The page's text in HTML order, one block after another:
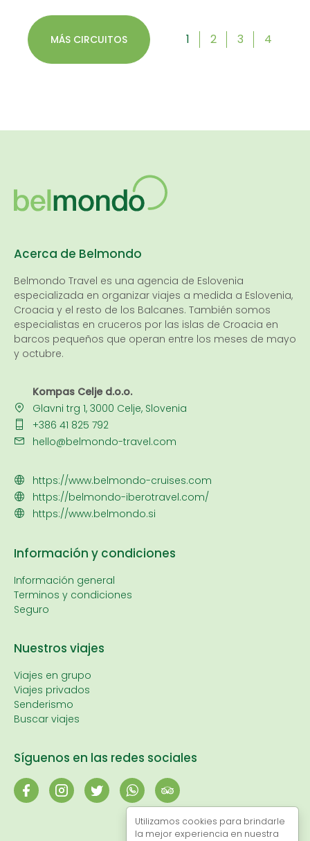
MÁS CIRCUITOS 1 2 3 4
Acerca de Belmondo
Belmondo Travel es una agencia de Eslovenia
especializada en organizar viajes a medida a Eslovenia,
Croacia y el resto de los Balcanes. También somos
especialistas en cruceros por las islas de Croacia en
barcos pequeños que operan entre los meses de mayo
y octubre.
Kompas Celje d.o.o.
Glavni trg 1, 3000 Celje, Slovenia
+386 41 825 792
hello@belmondo-travel.com
https://www.belmondo-cruises.com
https://belmondo-iberotravel.com/
https://www.belmondo.si
Información y condiciones
Información general
Terminos y condiciones
Seguro
Nuestros viajes
Viajes en grupo
Viajes privados
Senderismo
Buscar viajes
Síguenos en las redes sociales
Utilizamos cookies para brindarle
la mejor experiencia en nuestra